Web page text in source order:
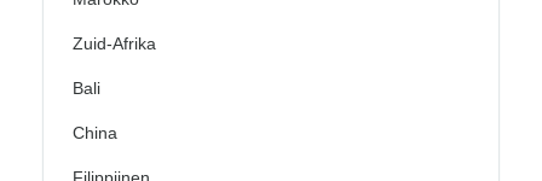
Zuid-Afrika
Bali
China